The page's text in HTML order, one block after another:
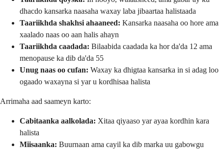
dhacdo kansarka naasaha waxay laba jibaartaa halistaada
Taariikhda shakhsi ahaaneed: Kansarka naasaha oo hore ama
xaalado naas oo aan halis ahayn
Taariikhda caadada: Bilaabida caadada ka hor da'da 12 ama
menopause ka dib da'da 55
Unug naas oo cufan: Waxay ka dhigtaa kansarka in si adag loo
ogaado waxayna si yar u kordhisaa halista
Arrimaha aad saameyn karto:
Cabitaanka aalkolada: Xitaa qiyaaso yar ayaa kordhin kara
halista
Miisaanka: Buurnaan ama cayil ka dib marka uu gabowgu